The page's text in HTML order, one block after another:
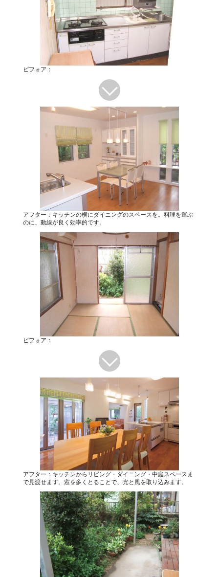
ビフォア：
アフター：キッチンの横にダイニングのスペースを。料理を運ぶ
のに、動線が良く効率的です。
ビフォア：
アフター：キッチンからリビング・ダイニング・中庭スペースま
で見渡せます。窓を多くとることで、光と風を取り込みます。